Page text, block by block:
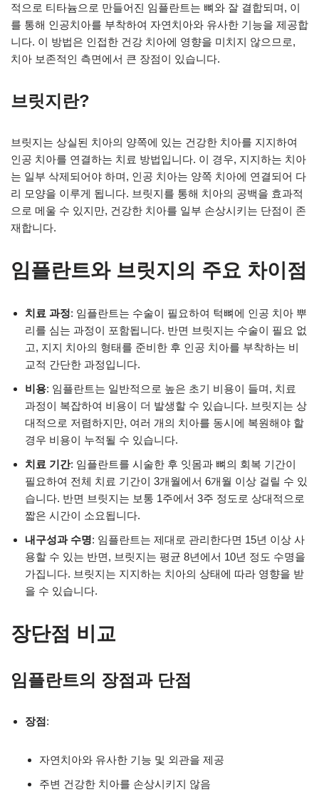
적으로 티타늄으로 만들어진 임플란트는 뼈와 잘 결합되며, 이
를 통해 인공치아를 부착하여 자연치아와 유사한 기능을 제공합
니다. 이 방법은 인접한 건강 치아에 영향을 미치지 않으므로,
치아 보존적인 측면에서 큰 장점이 있습니다.
브릿지란?
브릿지는 상실된 치아의 양쪽에 있는 건강한 치아를 지지하여
인공 치아를 연결하는 치료 방법입니다. 이 경우, 지지하는 치아
는 일부 삭제되어야 하며, 인공 치아는 양쪽 치아에 연결되어 다
리 모양을 이루게 됩니다. 브릿지를 통해 치아의 공백을 효과적
으로 메울 수 있지만, 건강한 치아를 일부 손상시키는 단점이 존
재합니다.
임플란트와 브릿지의 주요 차이점
치료 과정: 임플란트는 수술이 필요하여 턱뼈에 인공 치아 뿌
리를 심는 과정이 포함됩니다. 반면 브릿지는 수술이 필요 없
고, 지지 치아의 형태를 준비한 후 인공 치아를 부착하는 비
교적 간단한 과정입니다.
비용: 임플란트는 일반적으로 높은 초기 비용이 들며, 치료
과정이 복잡하여 비용이 더 발생할 수 있습니다. 브릿지는 상
대적으로 저렴하지만, 여러 개의 치아를 동시에 복원해야 할
경우 비용이 누적될 수 있습니다.
치료 기간: 임플란트를 시술한 후 잇몸과 뼈의 회복 기간이
필요하여 전체 치료 기간이 3개월에서 6개월 이상 걸릴 수 있
습니다. 반면 브릿지는 보통 1주에서 3주 정도로 상대적으로
짧은 시간이 소요됩니다.
내구성과 수명: 임플란트는 제대로 관리한다면 15년 이상 사
용할 수 있는 반면, 브릿지는 평균 8년에서 10년 정도 수명을
가집니다. 브릿지는 지지하는 치아의 상태에 따라 영향을 받
을 수 있습니다.
장단점 비교
임플란트의 장점과 단점
장점:
자연치아와 유사한 기능 및 외관을 제공
주변 건강한 치아를 손상시키지 않음